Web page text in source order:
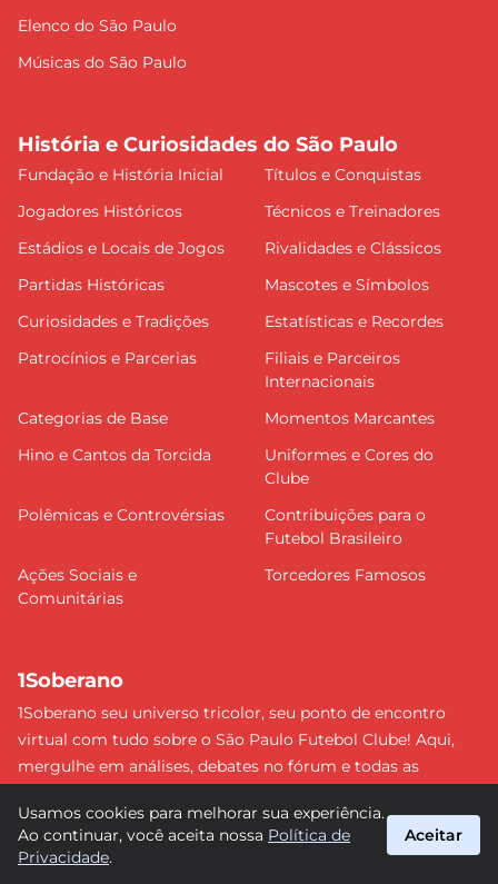
Elenco do São Paulo
Músicas do São Paulo
História e Curiosidades do São Paulo
Fundação e História Inicial
Títulos e Conquistas
Jogadores Históricos
Técnicos e Treinadores
Estádios e Locais de Jogos
Rivalidades e Clássicos
Partidas Históricas
Mascotes e Símbolos
Curiosidades e Tradições
Estatísticas e Recordes
Patrocínios e Parcerias
Filiais e Parceiros
Internacionais
Categorias de Base
Momentos Marcantes
Hino e Cantos da Torcida
Uniformes e Cores do
Clube
Polêmicas e Controvérsias
Contribuições para o
Futebol Brasileiro
Ações Sociais e
Comunitárias
Torcedores Famosos
1Soberano
1Soberano seu universo tricolor, seu ponto de encontro
virtual com tudo sobre o São Paulo Futebol Clube! Aqui,
mergulhe em análises, debates no fórum e todas as
detalhe e faça parte dessa comunidade apaixonada pelo
tricolor paulista. #SPFC #SãoPaulo #1Soberano
Usamos cookies para melhorar sua experiência.
Ao continuar, você aceita nossa Política de
Privacidade.
Aceitar